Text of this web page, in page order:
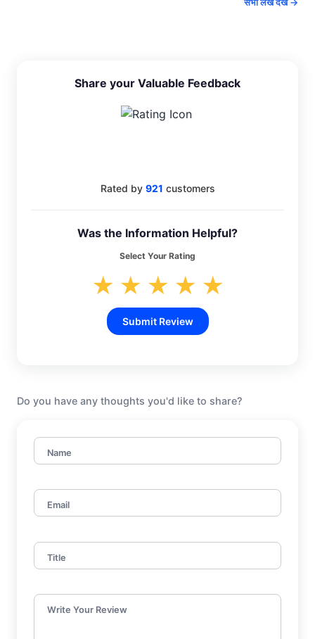
Share your Valuable Feedback
Rated by 921 customers
Was the Information Helpful?
Select Your Rating
★ ★ ★ ★ ★
Submit Review
Do you have any thoughts you'd like to share?
Name
Email
Title
Write Your Review